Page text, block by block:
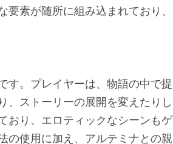
素が随所に組み込まれており、
す。プレイヤーは、物語の中で提
、ストーリーの展開を変えたりし
おり、エロティックなシーンもゲ
の使用に加え、アルテミナとの親